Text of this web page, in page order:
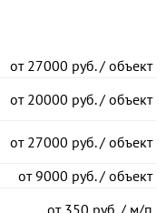
от27000 руб. / объект
от20000 руб. / объект
от27000 руб. / объект
от9000 руб. / объект
от350 руб. / м/п